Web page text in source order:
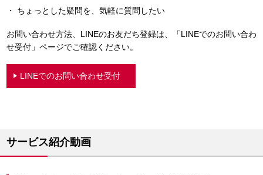
ちょっとした疑問を、気軽に質問したい
お問い合わせ方法、LINEのお友だち登録は、「LINEでのお問い合わ
せ受付」ページでご確認ください。
LINEでのお問い合わせ受付
サービス紹介動画